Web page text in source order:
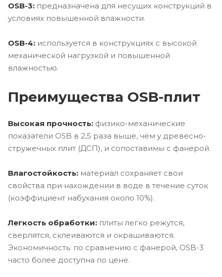
OSB-3: предназначена для несущих конструкций в
условиях повышенной влажности.
OSB-4: используется в конструкциях с высокой
механической нагрузкой и повышенной
влажностью.
Преимущества OSB-плит
Высокая прочность: физико-механические
показатели OSB в 2,5 раза выше, чем у древесно-
стружечных плит (ДСП), и сопоставимы с фанерой.
Влагостойкость: материал сохраняет свои
свойства при нахождении в воде в течение суток
(коэффициент набухания около 10%).
Легкость обработки: плиты легко режутся,
сверлятся, склеиваются и окрашиваются.
Экономичность: по сравнению с фанерой, OSB-3
часто более доступна по цене.